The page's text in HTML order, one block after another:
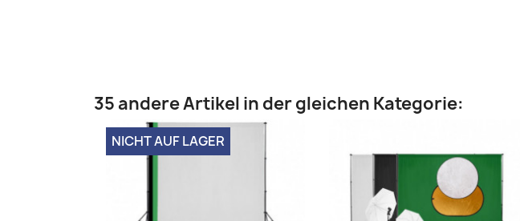
35 andere Artikel in der gleichen Kategorie:
NICHT AUF LAGER